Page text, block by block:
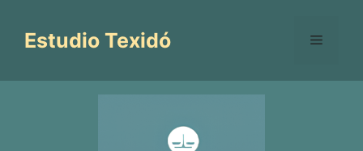
contenido
Estudio Texidó Menú